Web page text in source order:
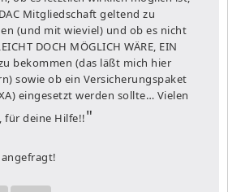
Mitgliedschaft geltend zu
(und mit wieviel) und ob es nicht
DOCH MÖGLICH WÄRE, EIN
bekommen (das läßt mich hier
sowie ob ein Versicherungspaket
eingesetzt werden sollte… Vielen
für deine Hilfe!!
angefragt!